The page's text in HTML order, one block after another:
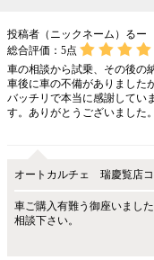
投稿者（ニックネーム）るー
総合評価： 5点
車の相談から試乗、その後の
車後に車の不備がありました
バッチリで本当に感謝してい
す。ありがとうございました。
オートカルチェ 瑞慶覧店コ
車ご購入有難う御座いまし
相談下さい。